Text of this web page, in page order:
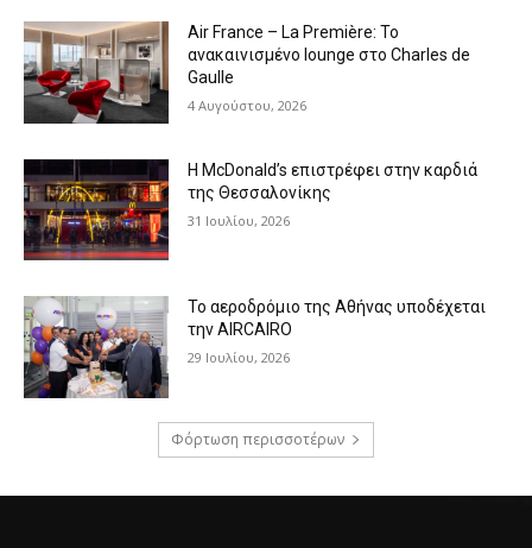
Air France – La Première: Το
ανακαινισμένο lounge στο Charles de
Gaulle
4 Αυγούστου, 2026
Η McDonald’s επιστρέφει στην καρδιά
της Θεσσαλονίκης
31 Ιουλίου, 2026
Το αεροδρόμιο της Αθήνας υποδέχεται
την AIRCAIRO
29 Ιουλίου, 2026
Φόρτωση περισσοτέρων